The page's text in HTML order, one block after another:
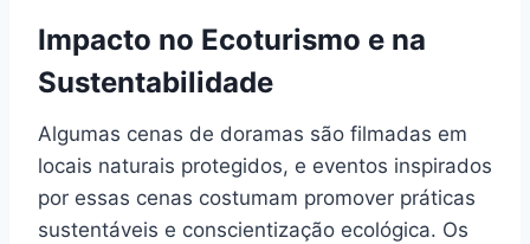
Impacto no Ecoturismo e na
Sustentabilidade
Algumas cenas de doramas são filmadas em
locais naturais protegidos, e eventos inspirados
por essas cenas costumam promover práticas
sustentáveis e conscientização ecológica. Os